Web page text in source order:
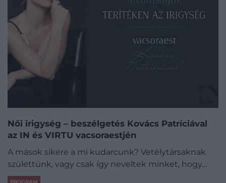
Női irigység – beszélgetés Kovács Patríciával
az IN és VIRTU vacsoraestjén
A mások sikere a mi kudarcunk? Vetélytársaknak
születtünk, vagy csak így neveltek minket, hogy…